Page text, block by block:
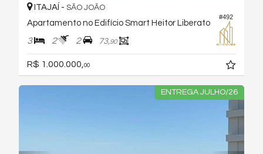
#492
ITAJAÍ - SÃO JOÃO
Apartamento no Edifício Smart Heitor Liberato
3 2 2 73,90
R$ 1.000.000,00
ENTREGA JULHO/26